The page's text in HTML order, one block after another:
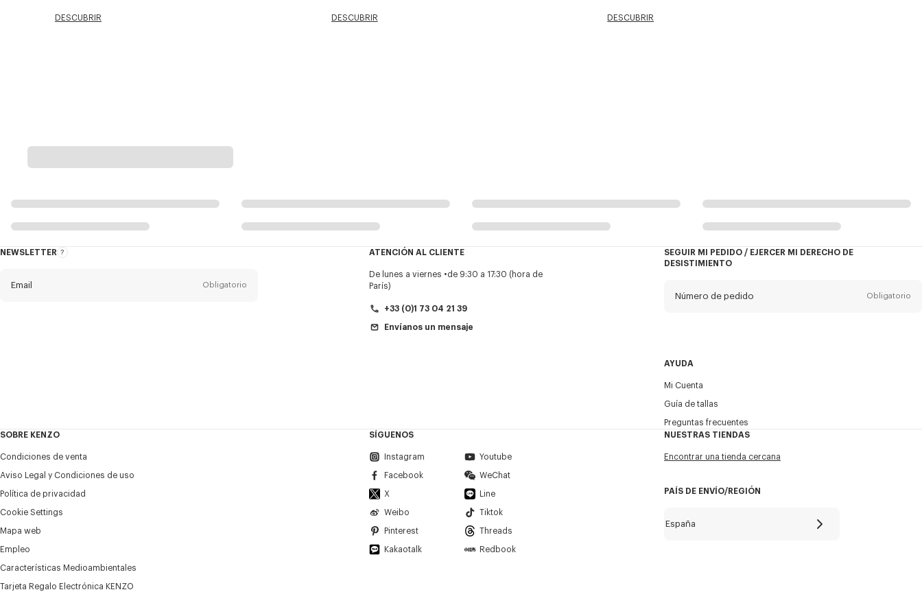
DESCUBRIR DESCUBRIR DESCUBRIR
NEWSLETTER
Acerca
Email Obligatorio
+34
servicios y eventos de KENZO, que pueden ser
personalizados, especialmente en las redes sociales y otras
correos electrónicos con fines de análisis, estadísticas y
ATENCIÓN AL CLIENTE
De lunes a viernes
de 9:30 a 17:30 (hora de
París)
+33 (0)1 73 04 21 39
Envíanos un mensaje
SEGUIR MI PEDIDO / EJERCER MI DERECHO DE
DESISTIMIENTO
Número de pedido Obligatorio
AYUDA
Mi Cuenta
Guía de tallas
Preguntas frecuentes
SOBRE KENZO
Condiciones de venta
Aviso Legal y Condiciones de uso
Política de privacidad
Cookie Settings
Mapa web
Empleo
Características Medioambientales
Tarjeta Regalo Electrónica KENZO
SÍGUENOS
Instagram Youtube
Facebook WeChat
X Line
Weibo Tiktok
Pinterest Threads
Kakaotalk Redbook
NUESTRAS TIENDAS
Encontrar una tienda cercana
PAÍS DE ENVÍO/REGIÓN
España